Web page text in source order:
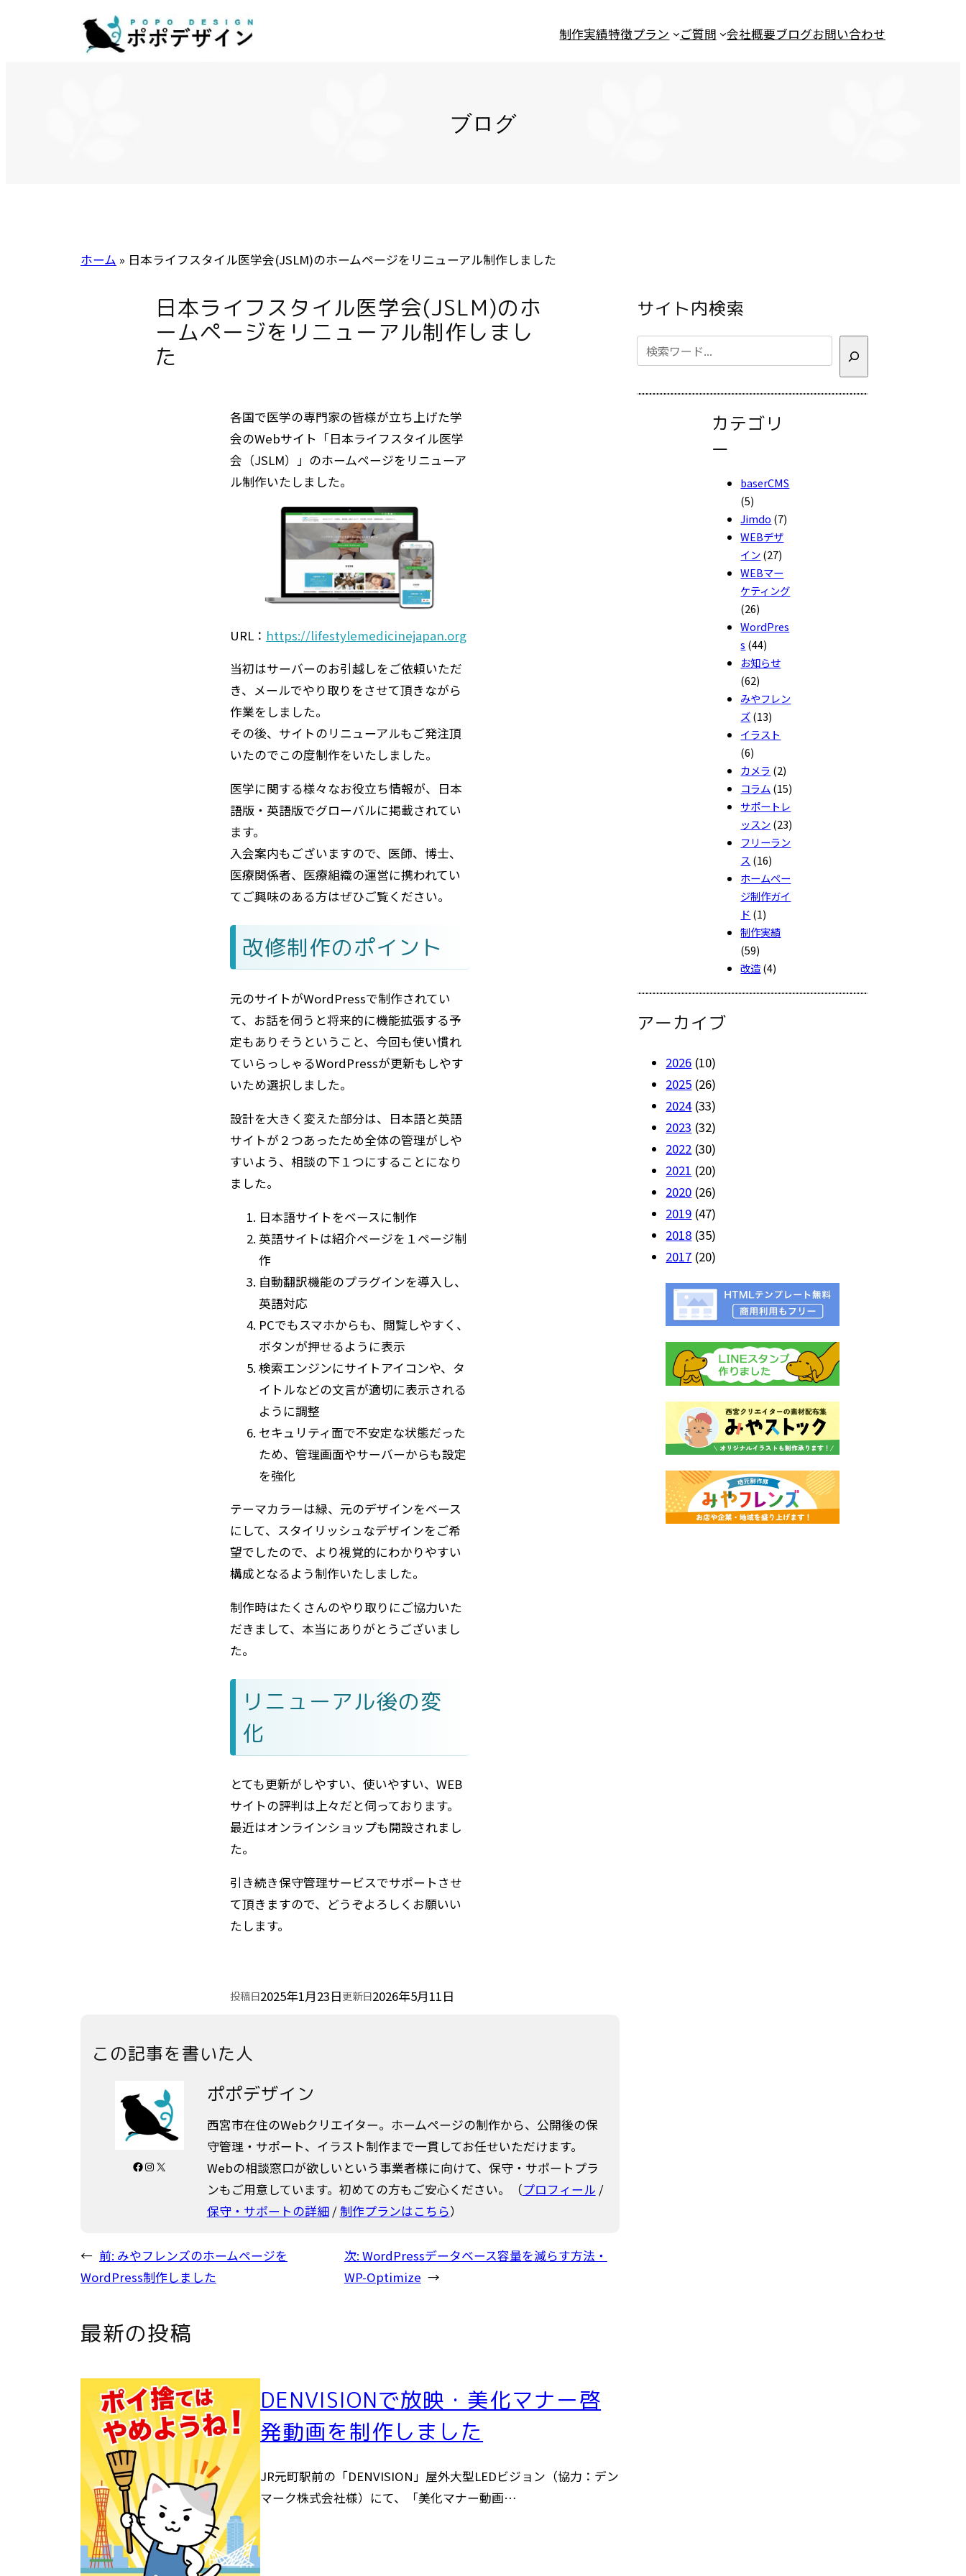
制作実績特徴プラン ご質問 会社概要ブログお問い合わせ
ブログ
ホーム » 日本ライフスタイル医学会(JSLM)のホームページをリニューアル制作しました
日本ライフスタイル医学会(JSLM)のホ
ームページをリニューアル制作しまし
た
各国で医学の専⾨家の皆様が⽴ち上げた学
会のWebサイト「日本ライフスタイル医学
会（JSLM）」のホームページをリニューア
ル制作いたしました。
URL： https://lifestylemedicinejapan.org
当初はサーバーのお引越しをご依頼いただ
き、メールでやり取りをさせて頂きながら
作業をしました。
その後、サイトのリニューアルもご発注頂
いたのでこの度制作をいたしました。
医学に関する様々なお役立ち情報が、日本
語版・英語版でグローバルに掲載されてい
ます。
入会案内もございますので、医師、博士、
医療関係者、医療組織の運営に携われてい
てご興味のある方はぜひご覧ください。
改修制作のポイント
元のサイトがWordPressで制作されてい
て、お話を伺うと将来的に機能拡張する予
定もありそうということ、今回も使い慣れ
ていらっしゃるWordPressが更新もしやす
いため選択しました。
設計を大きく変えた部分は、日本語と英語
サイトが２つあったため全体の管理がしや
すいよう、相談の下１つにすることになり
ました。
日本語サイトをベースに制作
英語サイトは紹介ページを１ページ制
作
自動翻訳機能のプラグインを導入し、
英語対応
PCでもスマホからも、閲覧しやすく、
ボタンが押せるように表示
検索エンジンにサイトアイコンや、タ
イトルなどの文言が適切に表示される
ように調整
セキュリティ面で不安定な状態だった
ため、管理画面やサーバーからも設定
を強化
テーマカラーは緑、元のデザインをベース
にして、スタイリッシュなデザインをご希
望でしたので、より視覚的にわかりやすい
構成となるよう制作いたしました。
制作時はたくさんのやり取りにご協力いた
だきまして、本当にありがとうございまし
た。
リニューアル後の変
化
とても更新がしやすい、使いやすい、WEB
サイトの評判は上々だと伺っております。
最近はオンラインショップも開設されまし
た。
引き続き保守管理サービスでサポートさせ
て頂きますので、どうぞよろしくお願いい
たします。
投稿日2025年1月23日更新日2026年5月11日
この記事を書いた人
Facebook InstagramX
ポポデザイン
西宮市在住のWebクリエイター。ホームページの制作から、公開後の保
守管理・サポート、イラスト制作まで一貫してお任せいただけます。
Webの相談窓口が欲しいという事業者様に向けて、保守・サポートプラ
ンもご用意しています。初めての方もご安心ください。（プロフィール /
保守・サポートの詳細/ 制作プランはこちら）
← 前: みやフレンズのホームページを
WordPress制作しました
次: WordPressデータベース容量を減らす方法・
WP-Optimize →
最新の投稿
DENVISIONで放映・美化マナー啓
発動画を制作しました
JR元町駅前の「DENVISION」屋外大型LEDビジョン（協力：デン
マーク株式会社様）にて、「美化マナー動画…
サイト内検索
検
索
カテゴリ
ー
baserCMS
(5)
Jimdo (7)
WEBデザ
イン (27)
WEBマー
ケティング
(26)
WordPres
s (44)
お知らせ
(62)
みやフレン
ズ(13)
イラスト
(6)
カメラ (2)
コラム (15)
サポートレ
ッスン (23)
フリーラン
ス (16)
ホームペー
ジ制作ガイ
ド (1)
制作実績
(59)
改造(4)
アーカイブ
2026 (10)
2025 (26)
2024(33)
2023 (32)
2022 (30)
2021 (20)
2020 (26)
2019 (47)
2018 (35)
2017 (20)